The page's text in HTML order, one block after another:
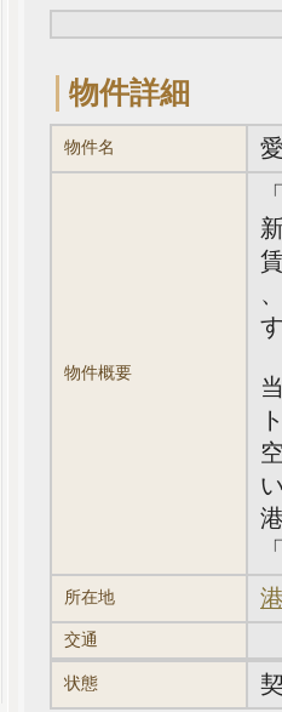
物件詳細
物件名
物件概要
所在地
交通
状態